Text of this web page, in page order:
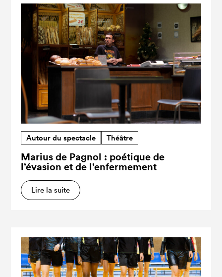
Autour du spectacle Théâtre
Marius de Pagnol : poétique de
l’évasion et de l’enfermement
Lire la suite